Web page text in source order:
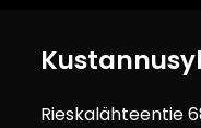
Rieskalähteentie